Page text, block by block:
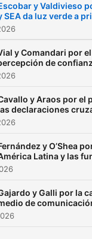
y Valdivieso
SEA da luz verde a
y Comandari por
de
y Araos por el
declaraciones
y O’Shea
Latina y las
y Galli por la
de